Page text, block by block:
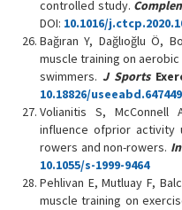
controlled study.
DOI: 10.1016/
Bağıran Y, Dağlıoğlu Ö,
muscle training on
swimmers. J Sports
10.18826/useeabd.647449
Volianitis S, McConnell
influence ofprior activity
rowers and non-rowers.
10.1055/s-1999-9464
Pehlivan E, Mutluay F,
muscle training on